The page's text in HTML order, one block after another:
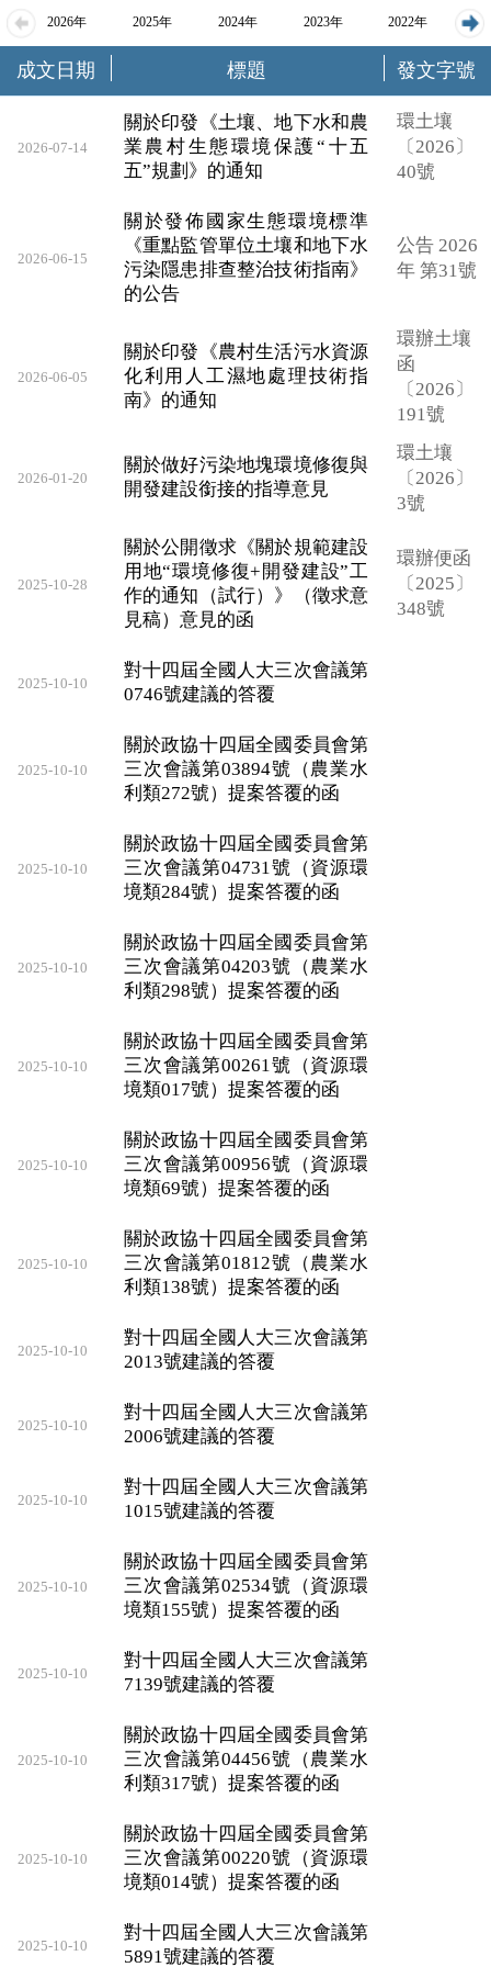
2026年 2025年 2024年 2023年 2022年
2021年 2019年
成文日期 標題 發文字號
2026-07-14
關於印發《土壤、地下水和農
業農村生態環境保護“十五
五”規劃》的通知
環土壤
〔2026〕
40號
2026-06-15
關於發佈國家生態環境標準
《重點監管單位土壤和地下水
污染隱患排查整治技術指南》
的公告
公告 2026
年 第31號
2026-06-05
關於印發《農村生活污水資源
化利用人工濕地處理技術指
南》的通知
環辦土壤
函
〔2026〕
191號
2026-01-20
關於做好污染地塊環境修復與
開發建設銜接的指導意見
環土壤
〔2026〕
3號
2025-10-28
關於公開徵求《關於規範建設
用地“環境修復+開發建設”工
作的通知（試行）》（徵求意
見稿）意見的函
環辦便函
〔2025〕
348號
2025-10-10
對十四屆全國人大三次會議第
0746號建議的答覆
2025-10-10
關於政協十四屆全國委員會第
三次會議第03894號（農業水
利類272號）提案答覆的函
2025-10-10
關於政協十四屆全國委員會第
三次會議第04731號（資源環
境類284號）提案答覆的函
2025-10-10
關於政協十四屆全國委員會第
三次會議第04203號（農業水
利類298號）提案答覆的函
2025-10-10
關於政協十四屆全國委員會第
三次會議第00261號（資源環
境類017號）提案答覆的函
2025-10-10
關於政協十四屆全國委員會第
三次會議第00956號（資源環
境類69號）提案答覆的函
2025-10-10
關於政協十四屆全國委員會第
三次會議第01812號（農業水
利類138號）提案答覆的函
2025-10-10
對十四屆全國人大三次會議第
2013號建議的答覆
2025-10-10
對十四屆全國人大三次會議第
2006號建議的答覆
2025-10-10
對十四屆全國人大三次會議第
1015號建議的答覆
2025-10-10
關於政協十四屆全國委員會第
三次會議第02534號（資源環
境類155號）提案答覆的函
2025-10-10
對十四屆全國人大三次會議第
7139號建議的答覆
2025-10-10
關於政協十四屆全國委員會第
三次會議第04456號（農業水
利類317號）提案答覆的函
2025-10-10
關於政協十四屆全國委員會第
三次會議第00220號（資源環
境類014號）提案答覆的函
2025-10-10
對十四屆全國人大三次會議第
5891號建議的答覆